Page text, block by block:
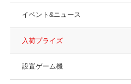
イベント&ニュース
入荷プライズ
設置ゲーム機